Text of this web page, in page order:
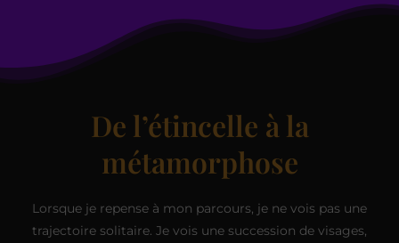
De l’étincelle à la
métamorphose
Lorsque je repense à mon parcours, je ne vois pas une
trajectoire solitaire. Je vois une succession de visages,